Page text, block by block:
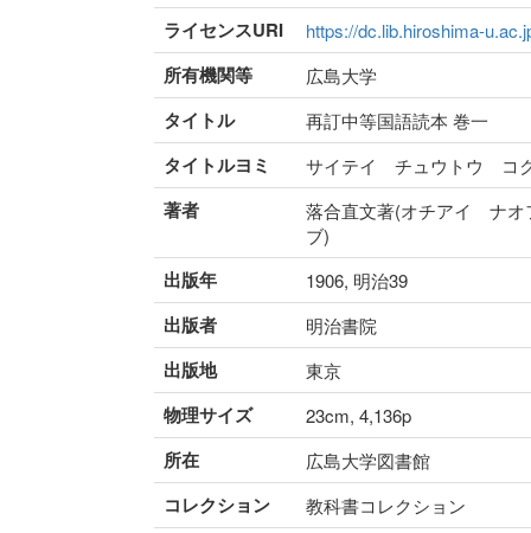
ライセンスURI https://dc.lib.hiroshima-
所有機関等 広島大学
タイトル 再訂中等国語読本 巻一
タイトルヨミ サイテイ チュウトウ コ
著者
落合直文著(オチアイ ナ
ブ)
出版年 1906, 明治39
出版者 明治書院
出版地 東京
物理サイズ 23cm, 4,136p
所在 広島大学図書館
コレクション 教科書コレクション